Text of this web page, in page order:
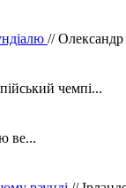
//
чемпі...
ве...